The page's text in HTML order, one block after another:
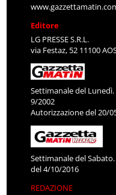
Editore
LG PRESSE S.R.L.
via Festaz, 52 11100
Settimanale del
9/2002
Autorizzazione del 20/
Settimanale del
del 4/10/2016
REDAZIONE